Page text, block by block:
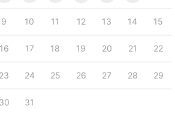
9 10 11 12 13 14 15
17 18 19 20 21 22
24 25 26 27 28 29
31